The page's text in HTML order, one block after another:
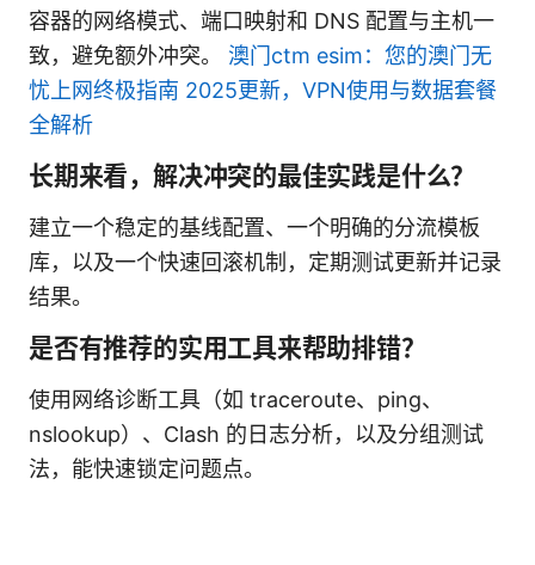
容器的网络模式、端口映射和 DNS 配置与主机一
致，避免额外冲突。 澳门ctm esim：您的澳门无
忧上网终极指南 2025更新，VPN使用与数据套餐
全解析
长期来看，解决冲突的最佳实践是什么？
建立一个稳定的基线配置、一个明确的分流模板
库，以及一个快速回滚机制，定期测试更新并记录
结果。
是否有推荐的实用工具来帮助排错？
使用网络诊断工具（如 traceroute、ping、
nslookup）、Clash 的日志分析，以及分组测试
法，能快速锁定问题点。